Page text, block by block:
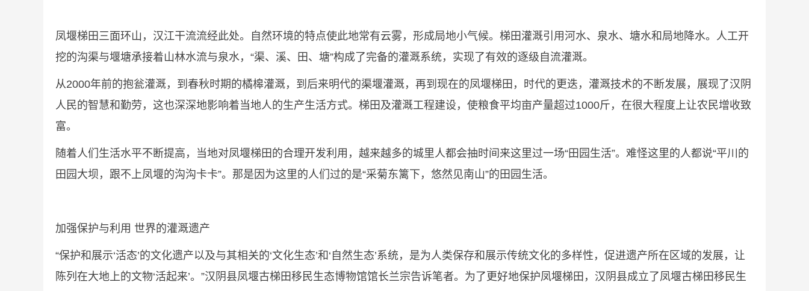
凤堰梯田三面环山，汉江干流流经此处。自然环境的特点使此地常有云雾，形成局地小气候。梯田灌溉引用河水、泉水、塘水和局地降水。人工开
挖的沟渠与堰塘承接着山林水流与泉水，“渠、溪、田、塘”构成了完备的灌溉系统，实现了有效的逐级自流灌溉。
从2000年前的抱瓮灌溉，到春秋时期的橘槔灌溉，到后来明代的渠堰灌溉，再到现在的凤堰梯田，时代的更迭，灌溉技术的不断发展，展现了汉阴
人民的智慧和勤劳，这也深深地影响着当地人的生产生活方式。梯田及灌溉工程建设，使粮食平均亩产量超过1000斤，在很大程度上让农民增收致
富。
随着人们生活水平不断提高，当地对凤堰梯田的合理开发利用，越来越多的城里人都会抽时间来这里过一场“田园生活”。难怪这里的人都说“平川的
田园大坝，跟不上凤堰的沟沟卡卡”。那是因为这里的人们过的是“采菊东篱下，悠然见南山”的田园生活。
加强保护与利用 世界的灌溉遗产
“保护和展示‘活态’的文化遗产以及与其相关的‘文化生态’和‘自然生态’系统，是为人类保存和展示传统文化的多样性，促进遗产所在区域的发展，让
陈列在大地上的文物‘活起来’。”汉阴县凤堰古梯田移民生态博物馆馆长兰宗告诉笔者。为了更好地保护凤堰梯田，汉阴县成立了凤堰古梯田移民生